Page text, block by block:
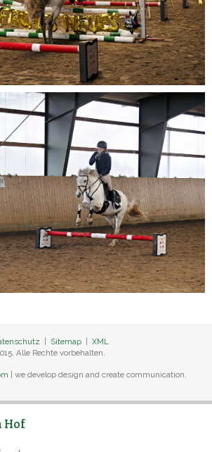
Sitemap |XML
Alle Rechte vorbehalten.
| we develop design and create communication.
Hof